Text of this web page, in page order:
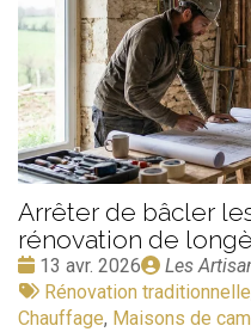
Arrêter de bâcler
rénovation de
Date
:
13 avr. 2026
Publié
par
Les
Tags
:
Rénovation traditionnelle
Chauffage, Maisons de